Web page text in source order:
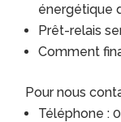
énergétique
Prêt-relais
Comment
Pour nous
Téléphone :